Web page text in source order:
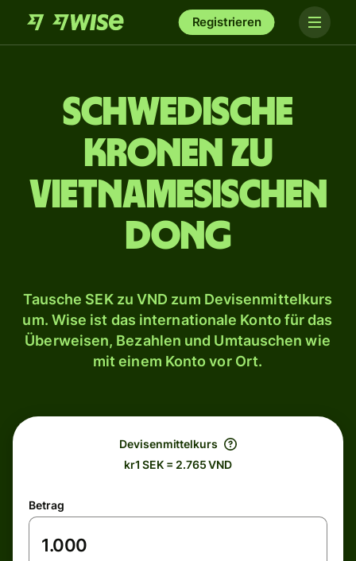
Registrieren
Schwedische
Kronen zu
vietnamesischen
Dong
Tausche SEK zu VND zum Devisenmittelkurs
um. Wise ist das internationale Konto für das
Überweisen, Bezahlen und Umtauschen wie
mit einem Konto vor Ort.
Devisenmittelkurs
kr1 SEK = 2.765 VND
Betrag